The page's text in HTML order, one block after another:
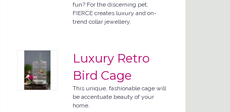
fun? For the discerning pet,
FIERCE creates luxury and on-
trend collar jewellery.
Luxury Retro
Bird Cage
This unique, fashionable cage will
be accentuate beauty of your
home.